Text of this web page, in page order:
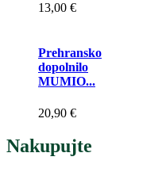
13,00 €
Prehransko
dopolnilo
MUMIO...
20,90 €
Nakupujte